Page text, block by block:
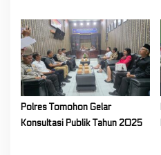
Polres Tomohon Gelar
Konsultasi Publik Tahun 2025